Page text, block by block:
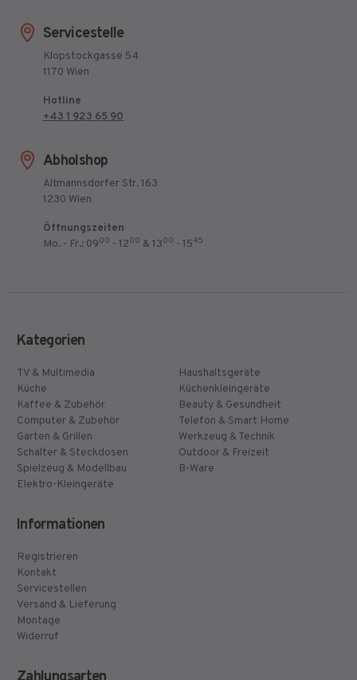
Servicestelle
Klopstockgasse 54
1170 Wien
Hotline
+43 1 923 65 90
Abholshop
Altmannsdorfer Str. 163
1230 Wien
Öffnungszeiten
Mo. - Fr.: 0900 - 1200 & 1300 - 1545
Kategorien
TV & Multimedia
Haushaltsgeräte
Küche
Küchenkleingeräte
Kaffee & Zubehör
Beauty & Gesundheit
Computer & Zubehör
Telefon & Smart Home
Garten & Grillen
Werkzeug & Technik
Schalter & Steckdosen
Outdoor & Freizeit
Spielzeug & Modellbau
B-Ware
Elektro-Kleingeräte
Informationen
Registrieren
Kontakt
Servicestellen
Versand & Lieferung
Montage
Widerruf